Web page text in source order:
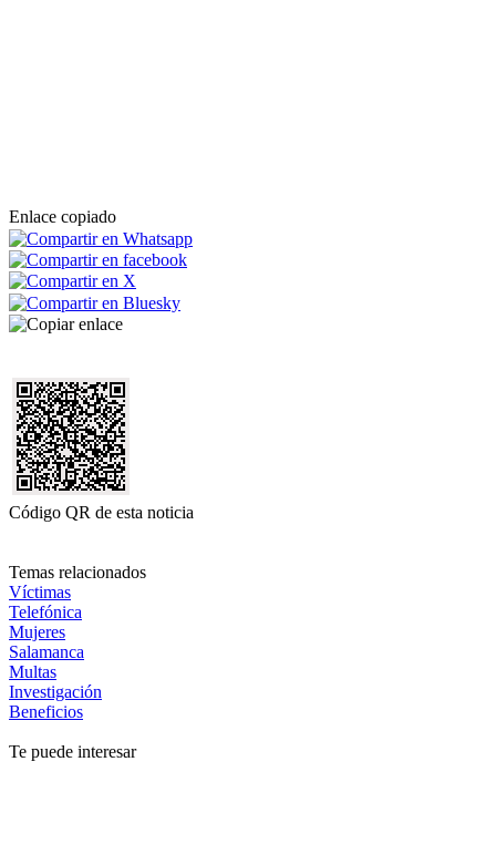
Enlace copiado
Código QR de esta noticia
Temas relacionados
Víctimas
Telefónica
Mujeres
Salamanca
Multas
Investigación
Beneficios
Te puede interesar